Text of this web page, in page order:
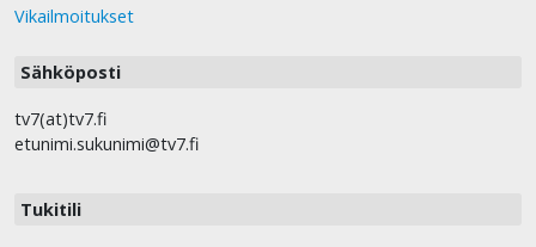
Vikailmoitukset
Sähköposti
tv7(at)tv7.fi
etunimi.sukunimi@tv7.fi
Tukitili